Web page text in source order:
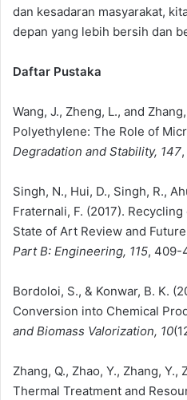
dan kesadaran masyarakat,
depan yang lebih bersih dan
Daftar Pustaka
Wang, J., Zheng, L., and
Polyethylene: The Role of
Degradation and Stability, 147
Singh, N., Hui, D., Singh, R.,
Fraternali, F. (2017).
State of Art Review and
Part B: Engineering, 115, 409-
Bordoloi, S., & Konwar, B. K.
Conversion into Chemical
and Biomass Valorization, 10
Zhang, Q., Zhao, Y., Zhang, Y.,
Thermal Treatment and